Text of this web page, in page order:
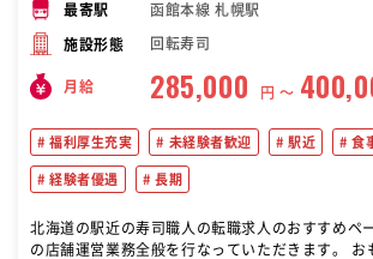
最寄駅 函館本線 札幌駅
施設形態 回転寿司
月給 285,000 円 〜
福利厚生充実 未経験者歓迎 駅近 食
経験者優遇 長期
北海道の駅近の寿司職人の転職求人のおすすめページです
の店舗運営業務全般を行なっていただきます。 お